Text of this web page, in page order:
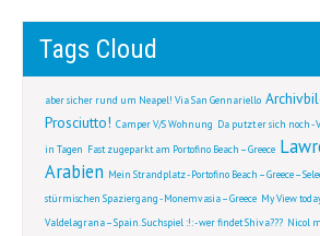
Tags Cloud
aber sicher rund um Neapel! Via San Gennariello
Prosciutto! Camper V/S Wohnung Da putzt er sich noch -
in Tagen Fast zugeparkt am Portofino Beach – Greece
Arabien Mein Strandplatz - Portofino Beach – Greece –
stürmischen Spaziergang - Monemvasia – Greece My View
Valdelagrana – Spain. Suchspiel :!: - wer findet Shiva??? Nicol